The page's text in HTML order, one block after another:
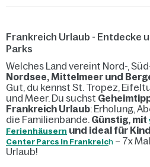
Frankreich Urlaub - Entdecke
Parks
Welches Land vereint Nord-,
Nordsee, Mittelmeer und
Gut, du kennst St. Tropez,
und Meer. Du suchst
Frankreich Urlaub: Erholung,
die Familienbande. Günstig, mit
Ferienhäusern und ideal für
Center Parcs in Frankreich – 7x
Urlaub!